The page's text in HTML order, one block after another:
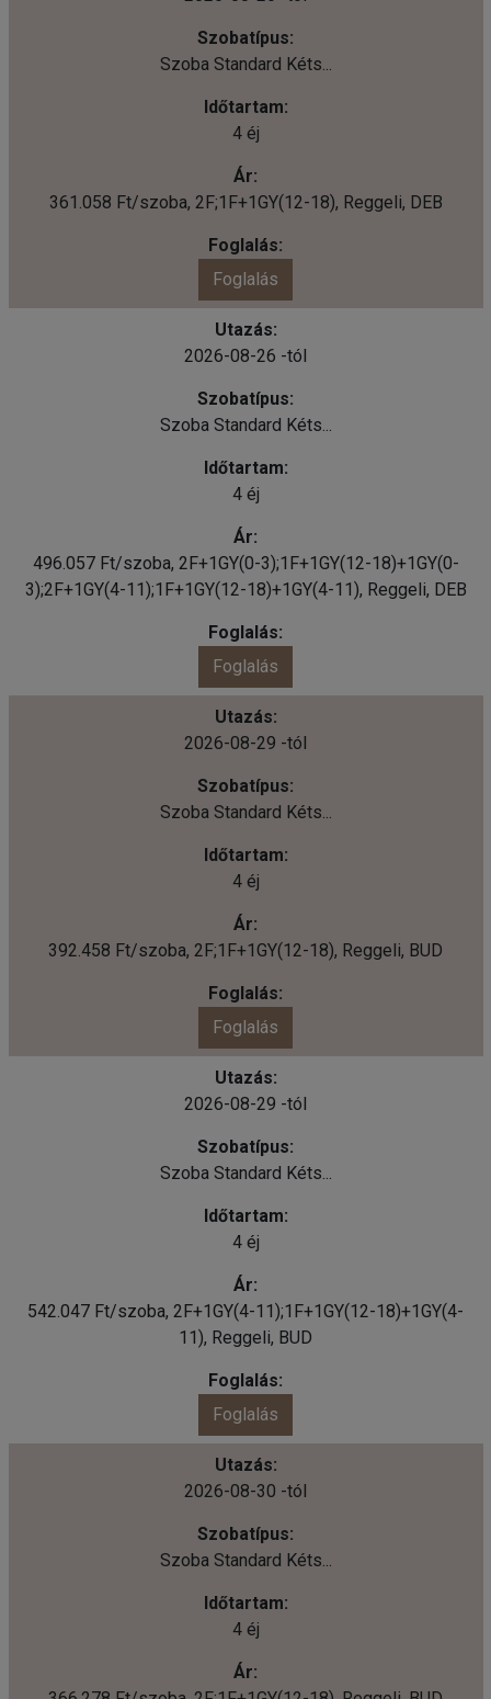
Szoba Standard Kéts...
4 éj
361.058 Ft/szoba, 2F;1F+1GY(12-18), Reggeli, DEB
Foglalás
2026-08-26 -tól
Szoba Standard Kéts...
4 éj
496.057 Ft/szoba, 2F+1GY(0-3);1F+1GY(12-18)+1GY(0-
3);2F+1GY(4-11);1F+1GY(12-18)+1GY(4-11), Reggeli, DEB
Foglalás
2026-08-29 -tól
Szoba Standard Kéts...
4 éj
392.458 Ft/szoba, 2F;1F+1GY(12-18), Reggeli, BUD
Foglalás
2026-08-29 -tól
Szoba Standard Kéts...
4 éj
542.047 Ft/szoba, 2F+1GY(4-11);1F+1GY(12-18)+1GY(4-
11), Reggeli, BUD
Foglalás
2026-08-30 -tól
Szoba Standard Kéts...
4 éj